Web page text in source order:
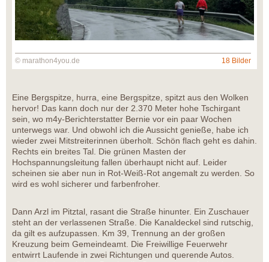
© marathon4you.de 18 Bilder
Eine Bergspitze, hurra, eine Bergspitze, spitzt aus den Wolken
hervor! Das kann doch nur der 2.370 Meter hohe Tschirgant
sein, wo m4y-Berichterstatter Bernie vor ein paar Wochen
unterwegs war. Und obwohl ich die Aussicht genieße, habe ich
wieder zwei Mitstreiterinnen überholt. Schön flach geht es dahin.
Rechts ein breites Tal. Die grünen Masten der
Hochspannungsleitung fallen überhaupt nicht auf. Leider
scheinen sie aber nun in Rot-Weiß-Rot angemalt zu werden. So
wird es wohl sicherer und farbenfroher.
Dann Arzl im Pitztal, rasant die Straße hinunter. Ein Zuschauer
steht an der verlassenen Straße. Die Kanaldeckel sind rutschig,
da gilt es aufzupassen. Km 39, Trennung an der großen
Kreuzung beim Gemeindeamt. Die Freiwillige Feuerwehr
entwirrt Laufende in zwei Richtungen und querende Autos.